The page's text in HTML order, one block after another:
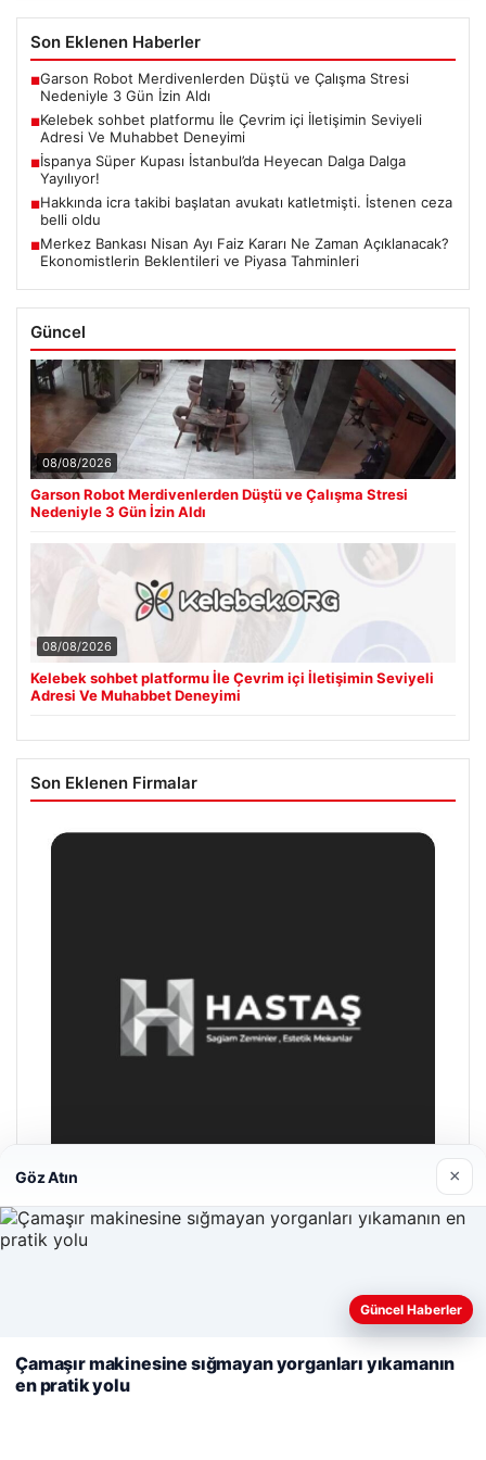
Son Eklenen Haberler
■Garson Robot Merdivenlerden Düştü ve Çalışma Stresi
Nedeniyle 3 Gün İzin Aldı
■Kelebek sohbet platformu İle Çevrim içi İletişimin Seviyeli
Adresi Ve Muhabbet Deneyimi
■İspanya Süper Kupası İstanbul’da Heyecan Dalga Dalga
Yayılıyor!
■Hakkında icra takibi başlatan avukatı katletmişti. İstenen ceza
belli oldu
■Merkez Bankası Nisan Ayı Faiz Kararı Ne Zaman Açıklanacak?
Ekonomistlerin Beklentileri ve Piyasa Tahminleri
Güncel
08/08/2026
Garson Robot Merdivenlerden Düştü ve Çalışma Stresi
Nedeniyle 3 Gün İzin Aldı
08/08/2026
Kelebek sohbet platformu İle Çevrim içi İletişimin Seviyeli
Adresi Ve Muhabbet Deneyimi
Son Eklenen Firmalar
Web sitemizi nasıl kullandığınızı daha iyi anlayabilmek,
kullanıyoruz.
Çerez Politikamız
Reddet
Göz Atın ×
Güncel Haberler
Çamaşır makinesine sığmayan yorganları yıkamanın
en pratik yolu